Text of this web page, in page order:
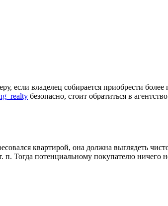
если владелец собирается приобрести
безопасно, стоит обратиться в
квартирой, она должна выглядеть
Тогда потенциальному покупателю ничего